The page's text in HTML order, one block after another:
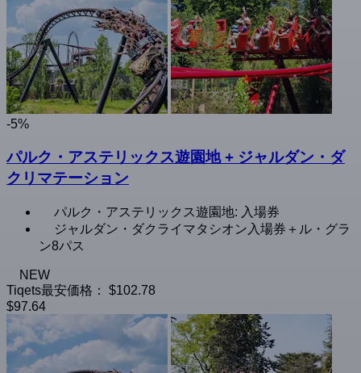
-5%
パルク・アステリックス遊園地 + ジャルダン・ダ
クリマテーション
パルク・アステリックス遊園地: 入場券
ジャルダン・ダクライマタシオン入場券＋ル・グラ
ン8パス
NEW
Tiqets最安価格：
$102.78
$97.64